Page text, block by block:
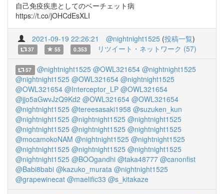
自己免疫疾患としてのベーチェット病
https://t.co/jOHCdEsXLI
2021-09-19 22:26:21 @nightnight1525 (投稿一覧)
37 55 0.353 リツイート・ネットワーク (57)
57 @nightnight1525 @OWL321654 @nightnight1525
@nightnight1525 @OWL321654 @nightnight1525
@OWL321654 @Interceptor_LP @OWL321654
@jjo5aGwvJzQ9Kd2 @OWL321654 @OWL321654
@nightnight1525 @tereesasaki1958 @suzuken_kun
@nightnight1525 @nightnight1525 @nightnight1525
@nightnight1525 @nightnight1525 @nightnight1525
@mocamokoNAM @nightnight1525 @nightnight1525
@nightnight1525 @nightnight1525 @nightnight1525
@nightnight1525 @BOOgandhi @taka48777 @canonfist
@Babi8babi @kazuko_murata @nightnight1525
@grapewinecat @maelific33 @s_kitakaze